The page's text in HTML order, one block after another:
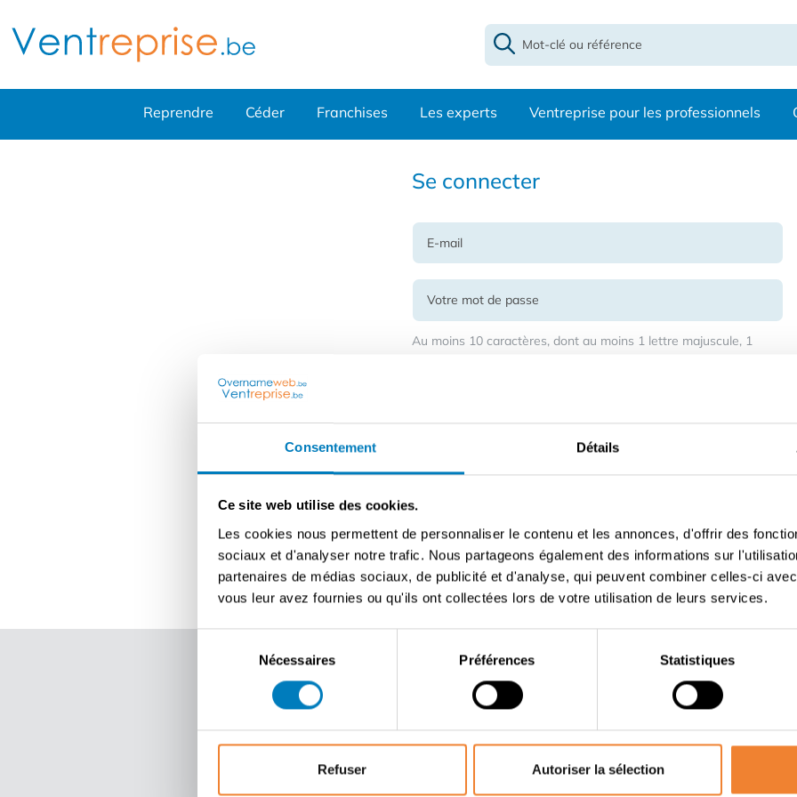
Consentement Détails
Ce site web utilise des cookies.
Les cookies nous permettent de personnaliser le contenu et les annonces, d'offrir des
sociaux et d'analyser notre trafic. Nous partageons également des informations sur
partenaires de médias sociaux, de publicité et d'analyse, qui peuvent combiner celles-ci
vous leur avez fournies ou qu'ils ont collectées lors de votre utilisation de leurs services.
consentement
Nécessaires Préférences Statistiques
Refuser Autoriser la sélection
Reprendre Céder Franchises Les experts Ventreprise pour les professionnels
Se connecter
Au moins 10 caractères, dont au moins 1 lettre majuscule, 1
Créez un compte en tant querepreneurou cédant